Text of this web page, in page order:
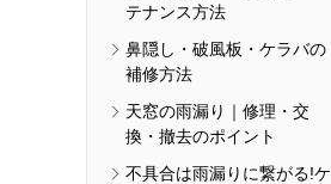
テナンス方法
鼻隠し・破風板・ケラバの
補修方法
天窓の雨漏り｜修理・交
換・撤去のポイント
不具合は雨漏りに繋がる!ケ